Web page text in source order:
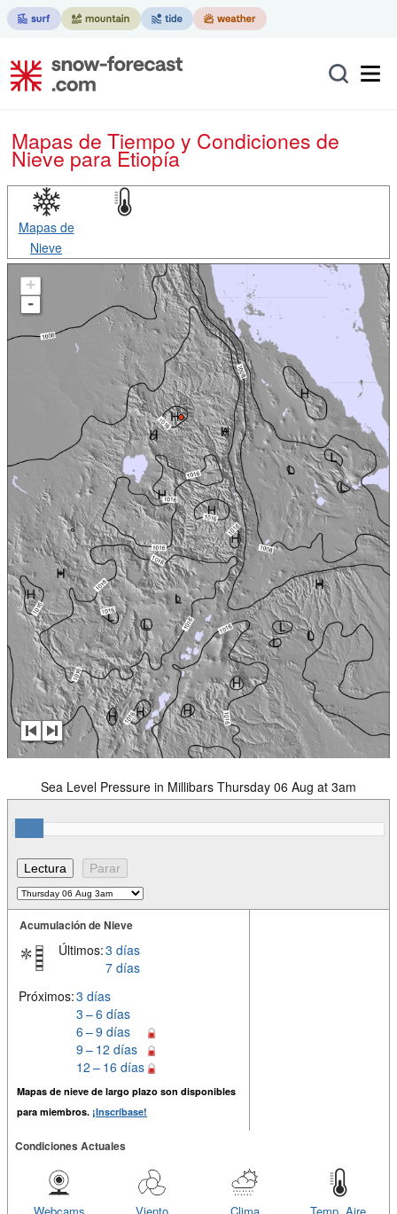
Mapas de Tiempo y Condiciones de
Nievepara Etiopía
Mapas de
Nieve
+
-
Sea Level Pressure in Millibars Thursday 06 Aug at 3am
Acumulación de Nieve
Últimos:3 días
7 días
Próximos:3 días
3 – 6 días
6 – 9 días
9 – 12 días
12 – 16 días
Mapas de nieve de largo plazo son disponibles
para miembros. ¡Inscríbase!
Condiciones Actuales